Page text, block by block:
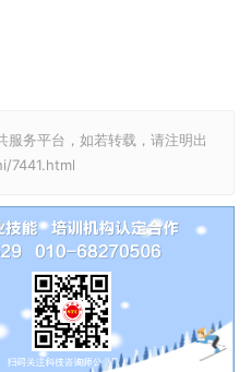
服务平台，如若转载，请注明出
7441.html